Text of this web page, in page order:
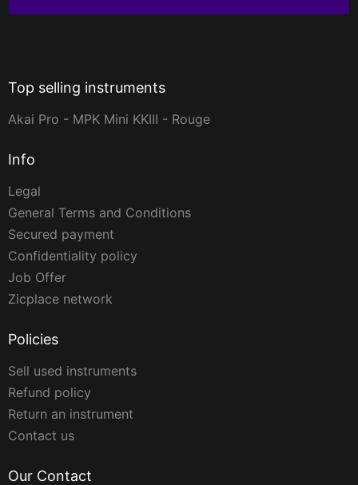
Top selling instruments
Akai Pro - MPK Mini KKIII - Rouge
Info
Legal
General Terms and Conditions
Secured payment
Confidentiality policy
Job Offer
Zicplace network
Policies
Sell used instruments
Refund policy
Return an instrument
Contact us
Our Contact